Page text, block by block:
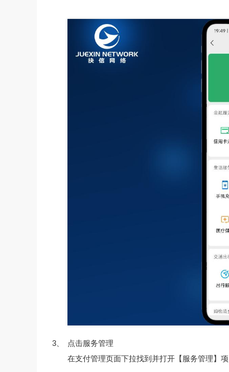
3、
点击服务管理
在支付管理页面下拉找到并打开【服务管理】